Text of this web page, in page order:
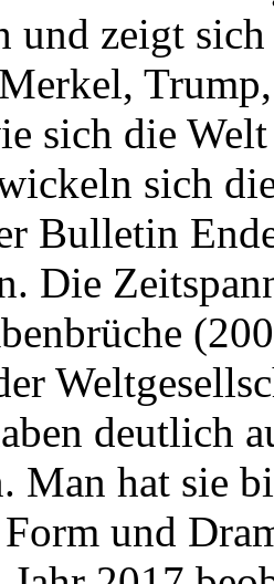
und zeigt
sich die
sich
Bulletin
Die
deutlich
Man hat sie
und